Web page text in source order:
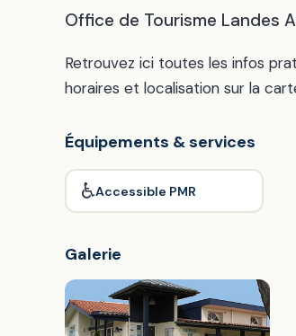
Office de Tourisme Landes
Retrouvez ici toutes les infos
horaires et localisation sur la
Équipements & services
♿Accessible PMR
Galerie